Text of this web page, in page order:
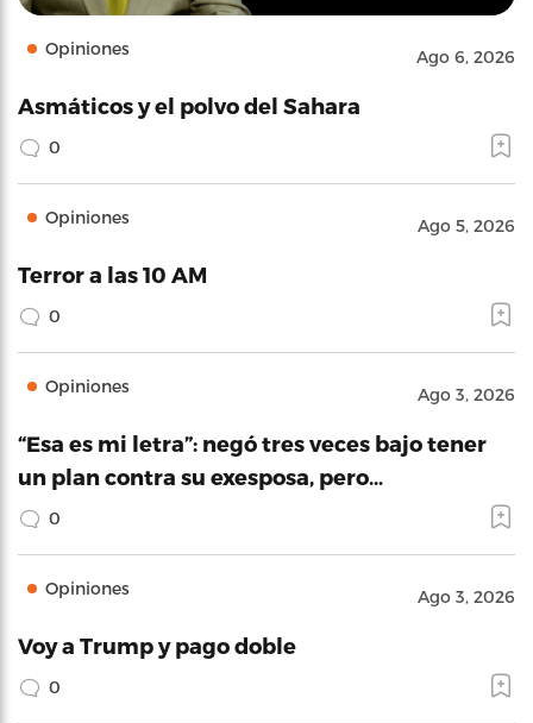
Opiniones Ago 6, 2026
Asmáticos y el polvo del Sahara
0
Opiniones Ago 5, 2026
Terror a las 10 AM
0
Opiniones Ago 3, 2026
“Esa es mi letra”: negó tres veces bajo tener
un plan contra su exesposa, pero…
0
Opiniones Ago 3, 2026
Voy a Trump y pago doble
0